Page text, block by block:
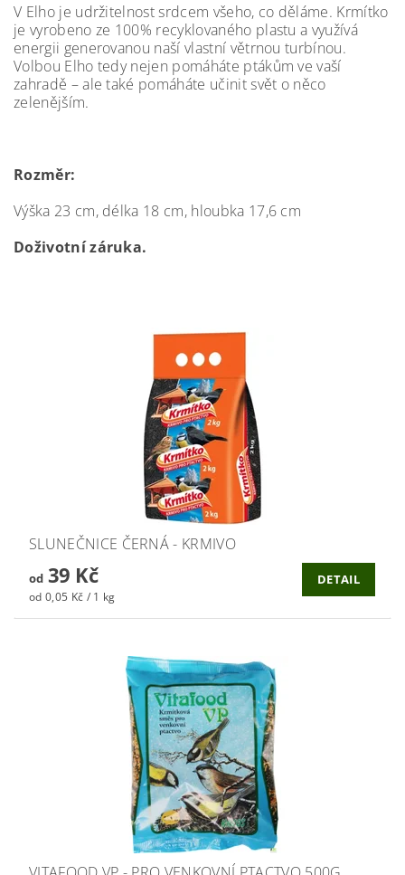
V Elho je udržitelnost srdcem všeho, co děláme. Krmítko
je vyrobeno ze 100% recyklovaného plastu a využívá
energii generovanou naší vlastní větrnou turbínou.
Volbou Elho tedy nejen pomáháte ptákům ve vaší
zahradě – ale také pomáháte učinit svět o něco
zelenějším.
Rozměr:
Výška 23 cm, délka 18 cm, hloubka 17,6 cm
Doživotní záruka.
SLUNEČNICE ČERNÁ - KRMIVO
od39 Kč
od 0,05 Kč / 1 kg
DETAIL